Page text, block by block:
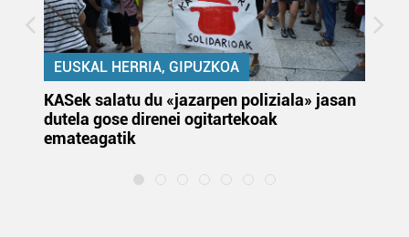
EUSKAL HERRIA, GIPUZKOA
KASek salatu du «jazarpen poliziala» jasan
dutela gose direnei ogitartekoak
emateagatik